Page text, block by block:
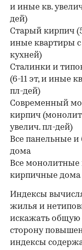
и иные кв.
дей)
Старый кирпич
иные квартиры
кухней)
Сталинки и
(6-11 эт, и иные
пл-дей)
Современный
кирпич
увелич. пл-дей)
Все панельные
дома
Все монолитные
кирпичные дома
Индексы
жилья и
искажать общую
сторону
индексы